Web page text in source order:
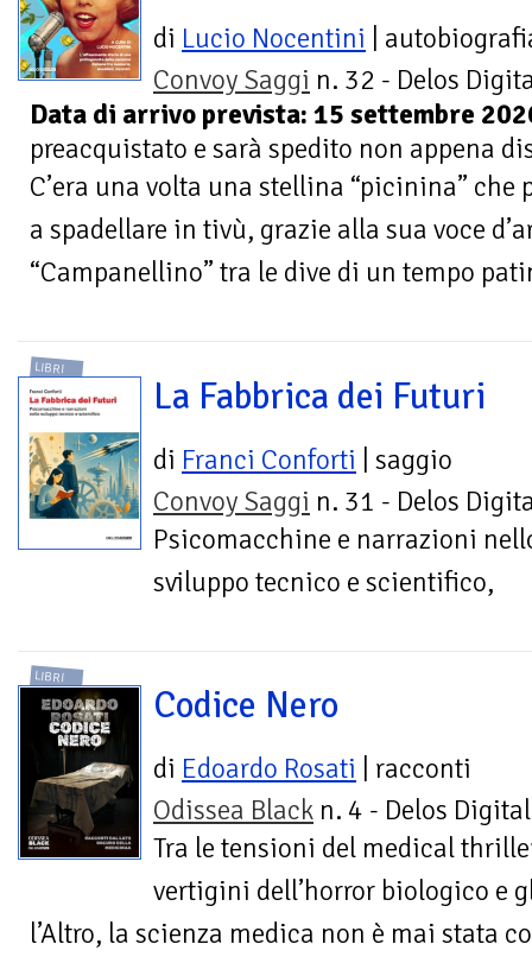
di Lucio Nocentini |
Convoy Saggi n. 32 - Delos
Data di arrivo prevista: 15 settembre
preacquistato e sarà spedito non appena
C’era una volta una stellina “picinina” che
a spadellare in tivù, grazie alla sua voce
“Campanellino” tra le dive di un tempo
LIBRI
La Fabbrica dei Futuri
di Franci Conforti | saggio
Convoy Saggi n. 31 - Delos
Psicomacchine e narrazioni
sviluppo tecnico e scientifico,
LIBRI
Codice Nero
di Edoardo Rosati | racconti
Odissea Black n. 4 - Delos Digital
Tra le tensioni del medical
vertigini dell’horror biologico e
l’Altro, la scienza medica non è mai stata